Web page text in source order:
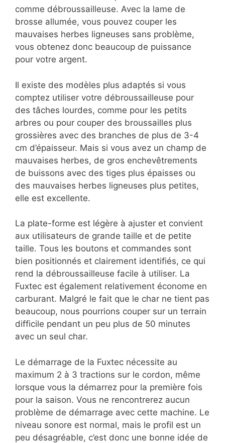
comme débroussailleuse. Avec la lame de
brosse allumée, vous pouvez couper les
mauvaises herbes ligneuses sans problème,
vous obtenez donc beaucoup de puissance
pour votre argent.
Il existe des modèles plus adaptés si vous
comptez utiliser votre débroussailleuse pour
des tâches lourdes, comme pour les petits
arbres ou pour couper des broussailles plus
grossières avec des branches de plus de 3-4
cm d’épaisseur. Mais si vous avez un champ de
mauvaises herbes, de gros enchevêtrements
de buissons avec des tiges plus épaisses ou
des mauvaises herbes ligneuses plus petites,
elle est excellente.
La plate-forme est légère à ajuster et convient
aux utilisateurs de grande taille et de petite
taille. Tous les boutons et commandes sont
bien positionnés et clairement identifiés, ce qui
rend la débroussailleuse facile à utiliser. La
Fuxtec est également relativement économe en
carburant. Malgré le fait que le char ne tient pas
beaucoup, nous pourrions couper sur un terrain
difficile pendant un peu plus de 50 minutes
avec un seul char.
Le démarrage de la Fuxtec nécessite au
maximum 2 à 3 tractions sur le cordon, même
lorsque vous la démarrez pour la première fois
pour la saison. Vous ne rencontrerez aucun
problème de démarrage avec cette machine. Le
niveau sonore est normal, mais le profil est un
peu désagréable, c’est donc une bonne idée de